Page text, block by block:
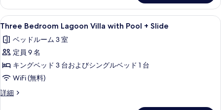
写
真
を
表
示
す
る
Villa
の
詳
Three
Bedroom
Lagoon
Villa
with
Pool
+
Slide
エジプト綿のシーツ、高級寝具、羽
8
Three Bedroom Lagoon Villa with Pool + Slide
ベッドルーム 3 室
定員 9 名
キングベッド 3 台およびシングルベッド 1 台
WiFi (無料)
詳細
Three